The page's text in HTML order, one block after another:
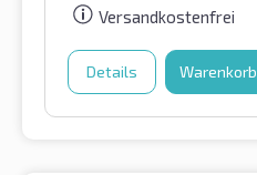
Versandkostenfrei
Details Warenkorb